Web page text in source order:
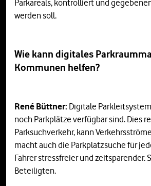
Parkareals, kontrolliert und
werden soll.
Wie kann digitales
Kommunen helfen?
René Büttner: Digitale
noch Parkplätze verfügbar sind. Dies
Parksuchverkehr, kann
macht auch die Parkplatzsuche für
Fahrer stressfreier und zeitsparender.
Beteiligten.